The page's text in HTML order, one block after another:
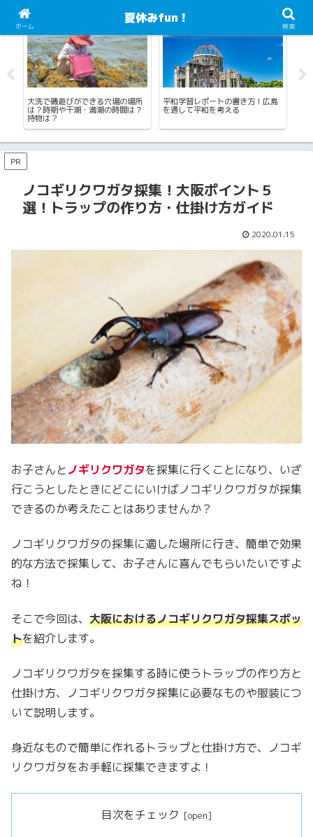
大洗で磯遊びができる穴場の場所
は？時期や干潮・満潮の時間は？
持物は？
自由研究・工作
平和学習レポートの書き方！広島
を通して平和を考える
PR
ノコギリクワガタ採集！大阪ポイント５
選！トラップの作り方・仕掛け方ガイド
2020.01.15
お子さんとノギリクワガタを採集に行くことになり、いざ
行こうとしたときにどこにいけばノコギリクワガタが採集
できるのか考えたことはありませんか？
ノコギリクワガタの採集に適した場所に行き、簡単で効果
的な方法で採集して、お子さんに喜んでもらいたいですよ
ね！
そこで今回は、 大阪におけるノコギリクワガタ採集スポッ
トを紹介します。
ノコギリクワガタを採集する時に使うトラップの作り方と
仕掛け方、ノコギリクワガタ採集に必要なものや服装につ
いて説明します。
身近なもので簡単に作れるトラップと仕掛け方で、ノコギ
リクワガタをお手軽に採集できますよ！
目次をチェック
ホーム
夏休みfun！
検索